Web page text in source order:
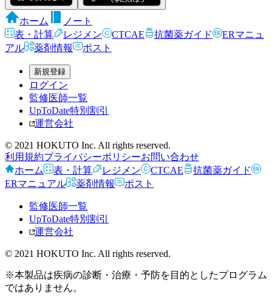
ホーム
ノート
表・計算
レジメン CTCAE 抗菌薬ガイド
ERマニュ
アル
薬剤情報 ポスト
新規登録
ログイン
監修医師一覧
UpToDate特別割引
運営会社
© 2021 HOKUTO Inc. All rights reserved.
利用規約プライバシーポリシーお問い合わせ
ホーム
表・計算 レジメン CTCAE
抗菌薬ガイド
ERマニュアル
薬剤情報 ポスト
監修医師一覧
UpToDate特別割引
運営会社
© 2021 HOKUTO Inc. All rights reserved.
※本製品は疾病の診断・治療・予防を目的としたプログラム
ではありません。